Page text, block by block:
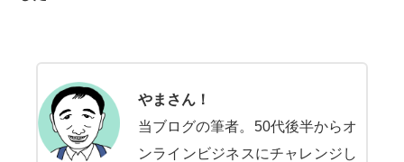
やまさん！
当ブログの筆者。50代後半からオ
ンラインビジネスにチャレンジし